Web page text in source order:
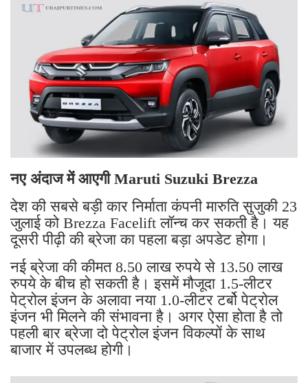
नए अंदाज में आएगी Maruti Suzuki Brezza
देश की सबसे बड़ी कार निर्माता कंपनी मारुति सुजुकी 23
जुलाई को Brezza Facelift लॉन्च कर सकती है। यह
दूसरी पीढ़ी की ब्रेजा का पहला बड़ा अपडेट होगा।
नई ब्रेजा की कीमत 8.50 लाख रुपये से 13.50 लाख
रुपये के बीच हो सकती है। इसमें मौजूदा 1.5-लीटर
पेट्रोल इंजन के अलावा नया 1.0-लीटर टर्बो पेट्रोल
इंजन भी मिलने की संभावना है। अगर ऐसा होता है तो
पहली बार ब्रेजा दो पेट्रोल इंजन विकल्पों के साथ
बाजार में उपलब्ध होगी।